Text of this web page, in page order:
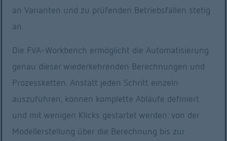
an Varianten und zu prüfenden Betriebsfällen stetig
an.
Die FVA-Workbench ermöglicht die Automatisierung
genau dieser wiederkehrenden Berechnungen und
Prozessketten. Anstatt jeden Schritt einzeln
auszuführen, können komplette Abläufe definiert
und mit wenigen Klicks gestartet werden: von der
Modellerstellung über die Berechnung bis zur
Gesamtsystemberec
ng durch und gibt
den maximalen
Drehwegfehler auf
dem Scripting-
Monitor und in
einem Diagramm